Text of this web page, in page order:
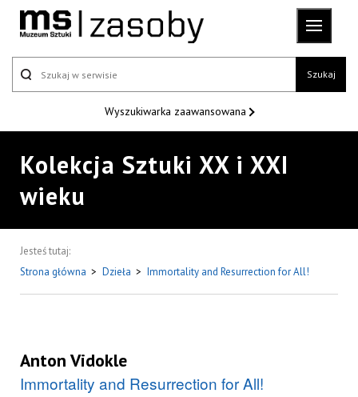
Szukaj
Wyszukiwarka zaawansowana
Kolekcja Sztuki XX i XXI
wieku
Jesteś tutaj:
Strona główna > Dzieła > Immortality and Resurrection for All!
Anton Vidokle
Immortality and Resurrection for All!